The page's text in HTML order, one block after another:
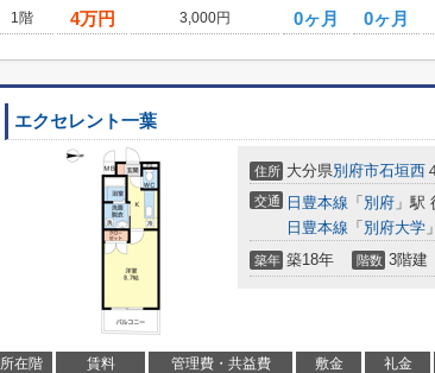
1階
4万円 3,000円 0ヶ月 0ヶ月
エクセレント一葉
住所 大分県別府市石垣西
交通 日豊本線 「 別府 」駅
日豊本線 「 別府大学
築年 築18年 階数 3階建
所在階 賃料 管理費・共益費 敷金 礼金